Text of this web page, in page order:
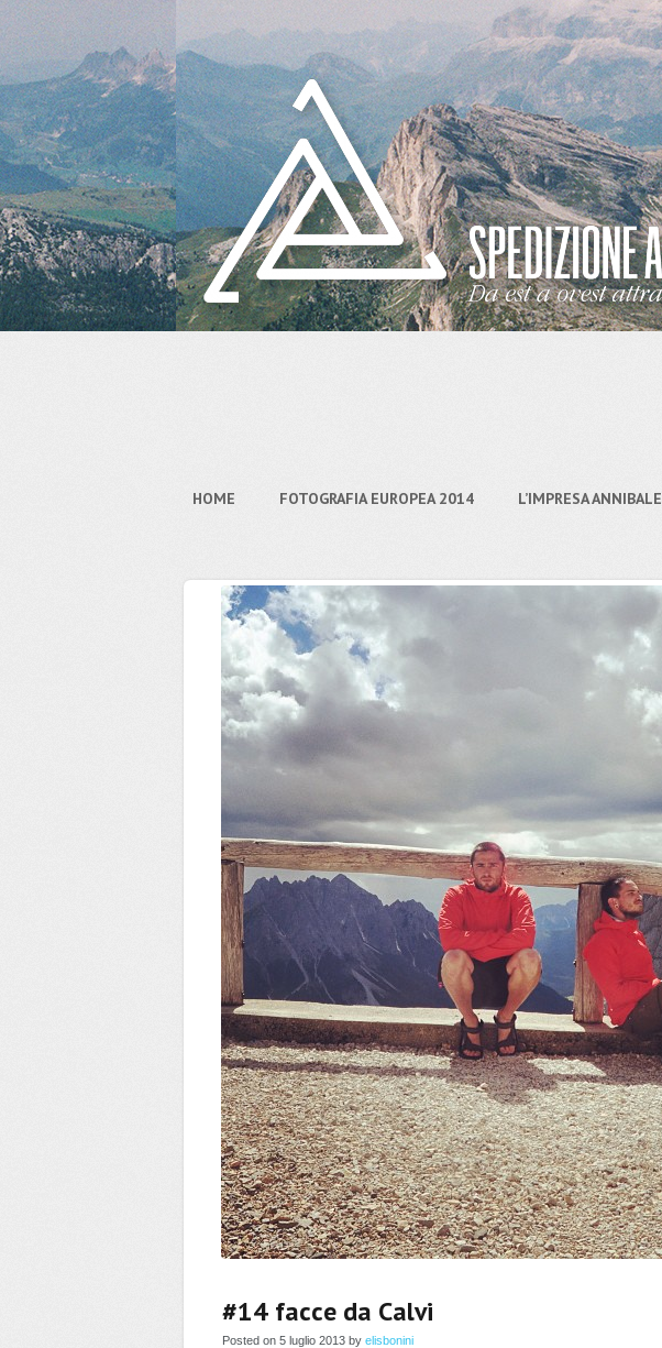
HOME FOTOGRAFIA EUROPEA 2014 L’IMPRESA ANNIBALE
#14 facce da Calvi
Posted on 5 luglio 2013 by elisbonini